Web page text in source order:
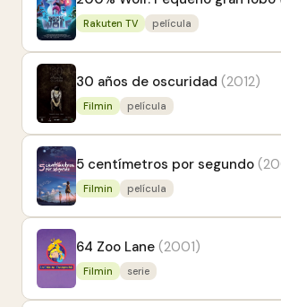
Rakuten TV película
30 años de oscuridad (2012)
Filmin película
5 centímetros por segundo
Filmin película
64 Zoo Lane (2001)
Filmin serie